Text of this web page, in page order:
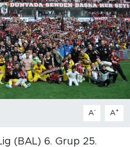
A- A+
(BAL) 6. Grup 25.